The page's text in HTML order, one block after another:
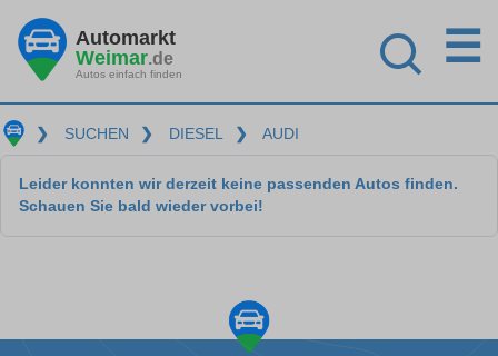
Automarkt
Weimar.de
Autos einfach finden
☰
❯ SUCHEN ❯ DIESEL ❯ AUDI
Leider konnten wir derzeit keine passenden Autos finden.
Schauen Sie bald wieder vorbei!